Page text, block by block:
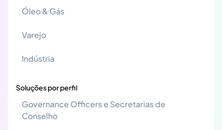
Óleo & Gás
Varejo
Indústria
Soluções por perfil
Governance Officers e Secretarias de
Conselho